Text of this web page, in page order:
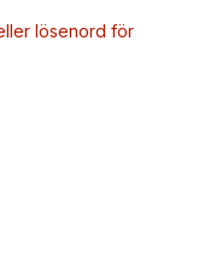
lösenord för